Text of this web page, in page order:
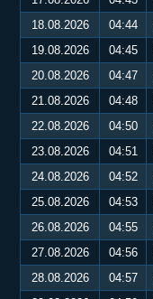
18.08.2026
04:44
19.08.2026
04:45
20.08.2026
04:47
21.08.2026
04:48
22.08.2026
04:50
23.08.2026
04:51
24.08.2026
04:52
25.08.2026
04:53
26.08.2026
04:55
27.08.2026
04:56
28.08.2026
04:57